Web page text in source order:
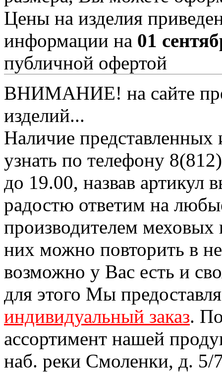
Цены на изделия
информации на 01
публичной офертой
ВНИМАНИЕ! на сайте
изделий...
Наличие
узнать по телефону
до 19.00, назвав
радостю ответим на
производителем
них можно повторить в
возможно у Вас есть и
для этого Мы
индивидуальный заказ.
ассортимент нашей
наб. реки Смоленки, д. 5/